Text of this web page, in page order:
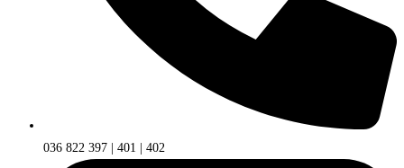
036 822 397 | 401 | 402